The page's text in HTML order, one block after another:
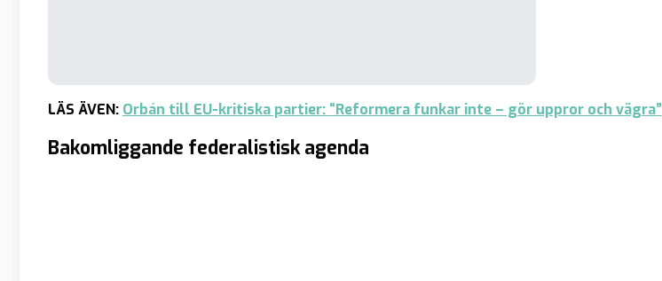
LÄS ÄVEN: Orbán till EU-kritiska partier: “Reformera funkar inte – gör uppror och vägra”
Bakomliggande federalistisk agenda